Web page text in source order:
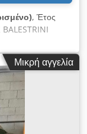
, Έτος
- Χρονική
Z 700 mm. -
CE 400°
τραβέρσες ανά
τύπου CS
ατράκτου
Εξάρτημα
Uicgo Hsrf -
Μικρή αγγελία